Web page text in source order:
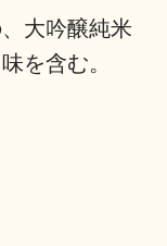
大吟醸純米
を含む。